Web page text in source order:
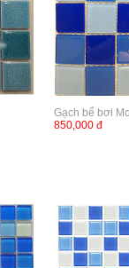
Gạch bể bơi
850,000 đ